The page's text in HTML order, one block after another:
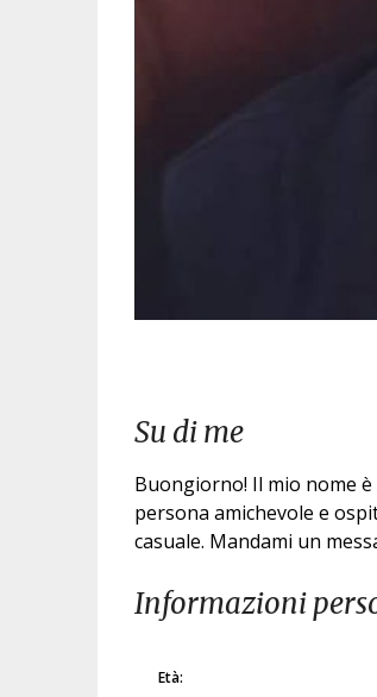
Su di me
Buongiorno! Il mio nome
persona amichevole e
casuale. Mandami un
Informazioni
Età: